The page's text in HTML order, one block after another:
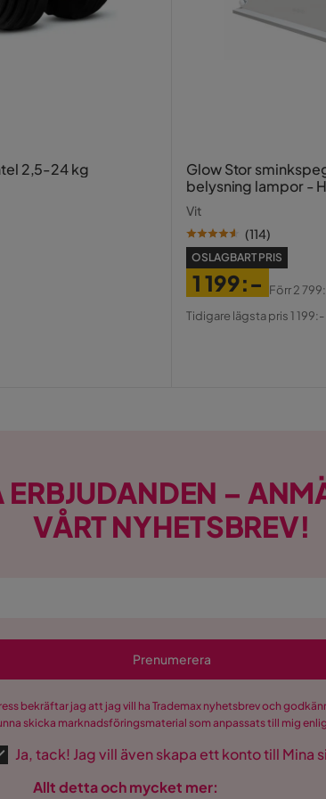
2,5-24 kg
Glow Stor
belysning lampor -
spegel med USB-
Vit
(114)
OSLAGBART PRIS
Pris
1 199:-
Original
Förr2
Tidigare lägsta pris 1 199:-
ERBJUDANDEN –
VÅRT NYHETSBREV!
Prenumerera
bekräftar jag att jag vill ha Trademax nyhetsbrev och
skicka marknadsföringsmaterial som anpassats till mig
Ja, tack! Jag vill även skapa ett konto till Mina
Allt detta och mycket mer: